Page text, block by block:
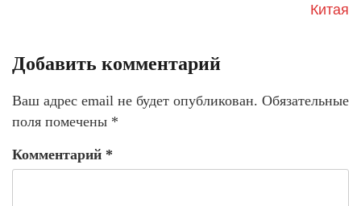
Китая
Добавить комментарий
Ваш адрес email не будет опубликован. Обязательные
поля помечены *
Комментарий *